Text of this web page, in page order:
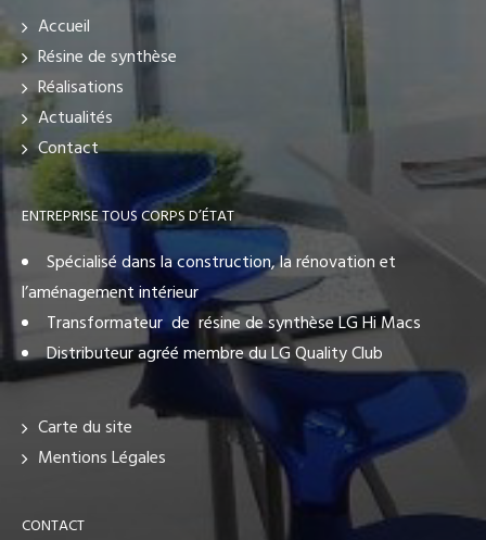
Accueil
Résine de synthèse
Réalisations
Actualités
Contact
ENTREPRISE TOUS CORPS D’ÉTAT
Spécialisé dans la construction, la rénovation et
l’aménagement intérieur
Transformateur de résine de synthèse LG Hi Macs
Distributeur agréé membre du LG Quality Club
Carte du site
Mentions Légales
CONTACT